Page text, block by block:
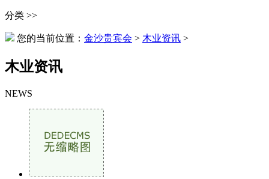
分类 >>
您的当前位置： 金沙贵宾会 > 木业资讯 >
木业资讯
NEWS